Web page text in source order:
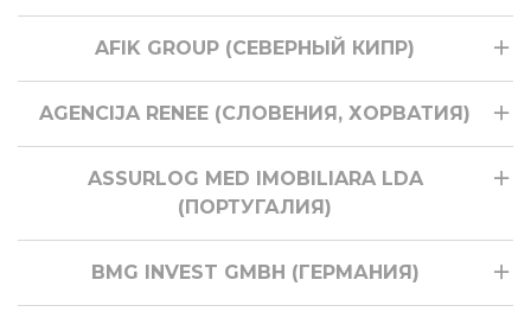
AFIK GROUP (СЕВЕРНЫЙ КИПР)
AGENCIJA RENEE (СЛОВЕНИЯ, ХОРВАТИЯ)
ASSURLOG MED IMOBILIARA LDA
(ПОРТУГАЛИЯ)
BMG INVEST GMBH (ГЕРМАНИЯ)